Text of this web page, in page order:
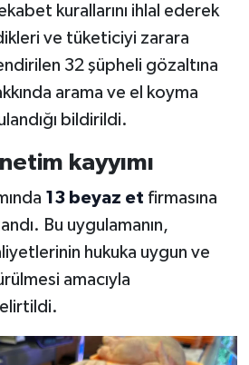
kurallarını ihlal ederek
ve tüketiciyi zarara
32 şüpheli gözaltına
arama ve el koyma
bildirildi.
kayyımı
13 beyaz et firmasına
Bu uygulamanın,
hukuka uygun ve
amacıyla